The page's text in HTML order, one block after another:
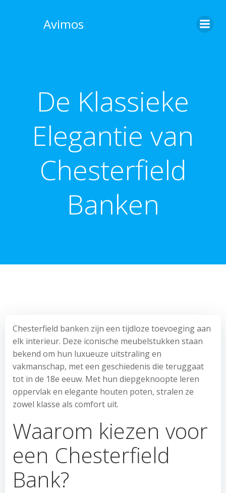
Avimos
De Klassieke
Elegantie van
Chesterfield
Banken
Chesterfield banken zijn een tijdloze toevoeging aan
elk interieur. Deze iconische meubelstukken staan
bekend om hun luxueuze uitstraling en
vakmanschap, met een geschiedenis die teruggaat
tot in de 18e eeuw. Met hun diepgeknoopte leren
oppervlak en elegante houten poten, stralen ze
zowel klasse als comfort uit.
Waarom kiezen voor
een Chesterfield
Bank?